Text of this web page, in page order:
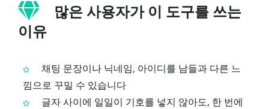
많은 사용자가 이 도구를 쓰는
이유
채팅 문장이나 닉네임, 아이디를 남들과 다른 느
낌으로 꾸밀 수 있습니다
글자 사이에 일일이 기호를 넣지 않아도, 한 번에